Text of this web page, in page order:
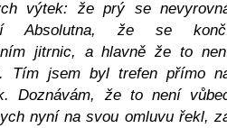
výtek: že prý se
Absolutna, že se
jitrnic, a hlavně že to
Tím jsem byl trefen přímo
Doznávám, že to není
nyní na svou omluvu řekl,